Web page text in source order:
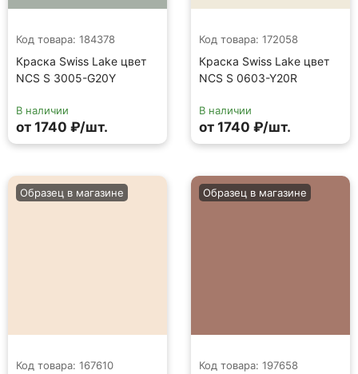
Код товара: 184378
Краска Swiss Lake цвет
NCS S 3005-G20Y
В наличии
от 1740 ₽/шт.
Код товара: 172058
Краска Swiss Lake цвет
NCS S 0603-Y20R
В наличии
от 1740 ₽/шт.
Код товара: 167610
Образец в магазине
Код товара: 197658
Образец в магазине